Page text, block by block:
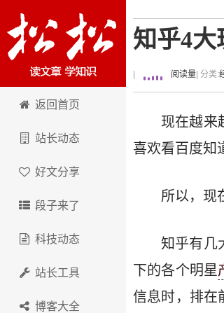
卢松松博客
返回首页
站长动态
好文分享
段子来了
科技动态
站长工具
博客大全
知乎4大
阅读量 | 分类:
现在越来
喜欢看百度知
所以，现
知乎有几
下的各个明星
信息时，排在